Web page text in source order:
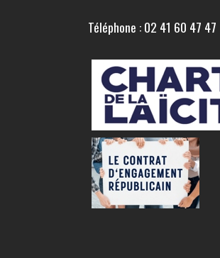
Téléphone : 02 41 60 47 47